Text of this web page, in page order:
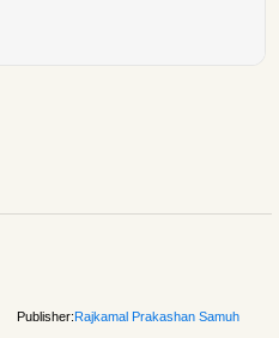
Publisher:Rajkamal Prakashan Samuh